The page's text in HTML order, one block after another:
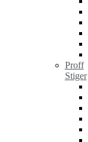
Proff
Stiger